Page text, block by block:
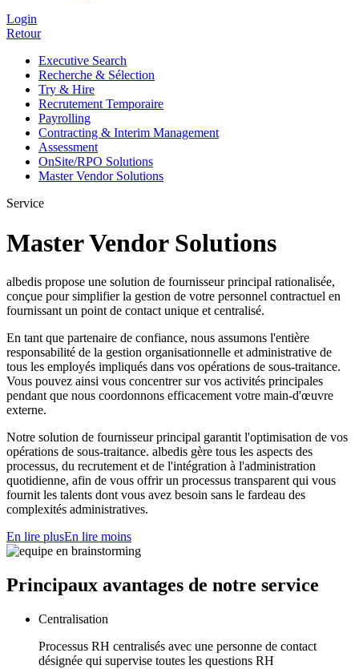
Login
Retour
Executive Search
Recherche & Sélection
Try & Hire
Recrutement Temporaire
Payrolling
Contracting & Interim Management
Assessment
OnSite/RPO Solutions
Master Vendor Solutions
Service
Master Vendor Solutions
albedis propose une solution de fournisseur principal rationalisée,
conçue pour simplifier la gestion de votre personnel contractuel en
fournissant un point de contact unique et centralisé.
En tant que partenaire de confiance, nous assumons l'entière
responsabilité de la gestion organisationnelle et administrative de
tous les employés impliqués dans vos opérations de sous-traitance.
Vous pouvez ainsi vous concentrer sur vos activités principales
pendant que nous coordonnons efficacement votre main-d'œuvre
externe.
Notre solution de fournisseur principal garantit l'optimisation de vos
opérations de sous-traitance. albedis gère tous les aspects des
processus, du recrutement et de l'intégration à l'administration
quotidienne, afin de vous offrir un processus transparent qui vous
fournit les talents dont vous avez besoin sans le fardeau des
complexités administratives.
En lire plusEn lire moins
Principaux avantages de notre service
Centralisation
Processus RH centralisés avec une personne de contact
désignée qui supervise toutes les questions RH